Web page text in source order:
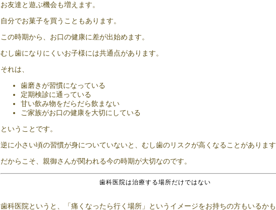
お友達と遊ぶ機会も増えます。
自分でお菓子を買うこともあります。
この時期から、お口の健康に差が出始めます。
むし歯になりにくいお子様には共通点があります。
それは、
歯磨きが習慣になっている
定期検診に通っている
甘い飲み物をだらだら飲まない
ご家族がお口の健康を大切にしている
ということです。
逆に小さい頃の習慣が身についていないと、むし歯のリスクが高くなることがあります
だからこそ、親御さんが関われる今の時期が大切なのです。
歯科医院は治療する場所だけではない
歯科医院というと、「痛くなったら行く場所」というイメージをお持ちの方もいるかも